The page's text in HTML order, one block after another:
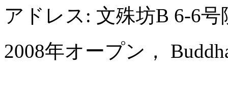
アドレス: 文殊坊B 6-6
2008年オープン，